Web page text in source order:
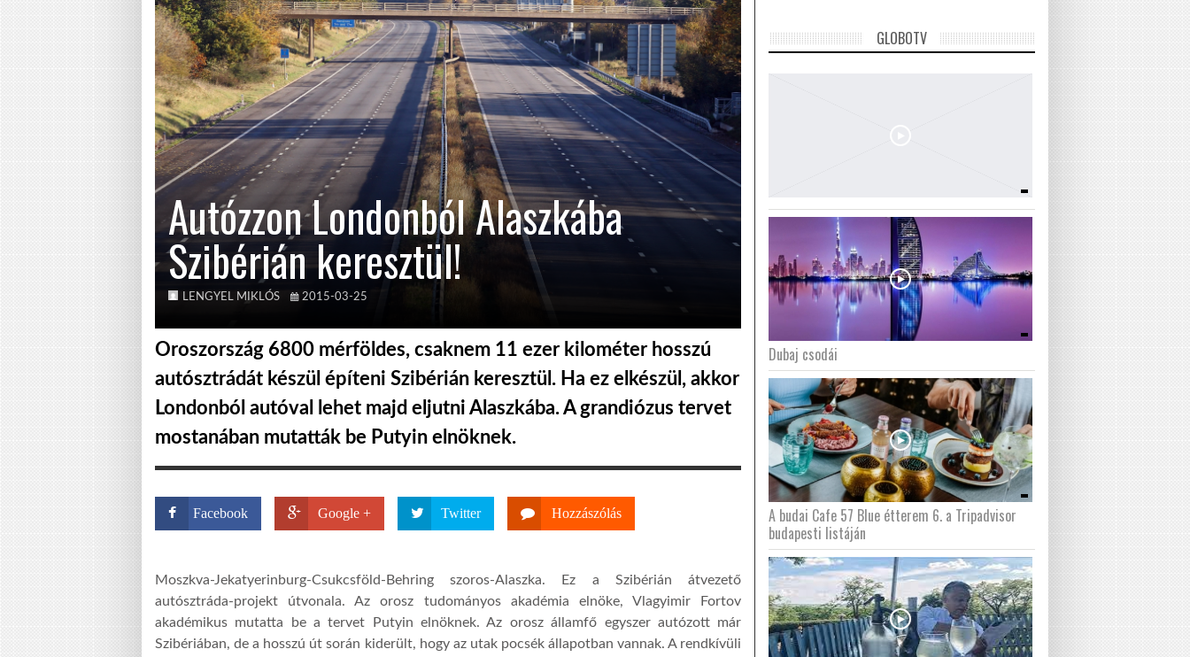
Autózzon Londonból Alaszkába
Szibérián keresztül!
LENGYEL MIKLÓS 2015-03-25
Oroszország 6800 mérföldes, csaknem 11 ezer kilométer hosszú
autósztrádát készül építeni Szibérián keresztül. Ha ez elkészül, akkor
Londonból autóval lehet majd eljutni Alaszkába. A grandiózus tervet
mostanában mutatták be Putyin elnöknek.
Facebook Google + Twitter Hozzászólás
Moszkva-Jekatyerinburg-Csukcsföld-Behring szoros-Alaszka. Ez a Szibérián átvezető
autósztráda-projekt útvonala. Az orosz tudományos akadémia elnöke, Vlagyimir Fortov
akadémikus mutatta be a tervet Putyin elnöknek. Az orosz államfő egyszer autózott már
Szibériában, de a hosszú út során kiderült, hogy az utak pocsék állapotban vannak. A rendkívüli
GLOBOTV
Dubaj csodái
A budai Cafe 57 Blue étterem 6. a Tripadvisor
budapesti listáján